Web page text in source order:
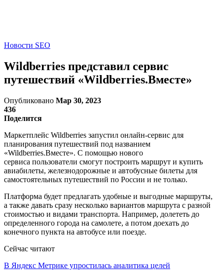
Новости SEO
Wildberries представил сервис
путешествий «Wildberries.Вместе»
Опубликовано Мар 30, 2023
436
Поделится
Маркетплейс Wildberries запустил онлайн-сервис для
планирования путешествий под названием
«Wildberries.Вместе». С помощью нового
сервиса пользователи смогут построить маршрут и купить
авиабилеты, железнодорожные и автобусные билеты для
самостоятельных путешествий по России и не только.
Платформа будет предлагать удобные и выгодные маршруты,
а также давать сразу несколько вариантов маршрута с разной
стоимостью и видами транспорта. Например, долететь до
определенного города на самолете, а потом доехать до
конечного пункта на автобусе или поезде.
Сейчас читают
В Яндекс Метрике упростилась аналитика целей